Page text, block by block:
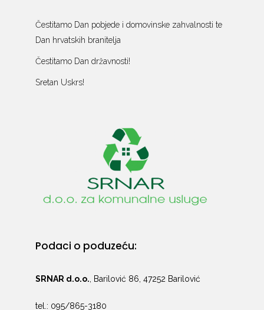
Čestitamo Dan pobjede i domovinske zahvalnosti te
Dan hrvatskih branitelja
Čestitamo Dan državnosti!
Sretan Uskrs!
Podaci o poduzeću:
SRNAR d.o.o., Barilović 86, 47252 Barilović
tel.: 095/865-3180